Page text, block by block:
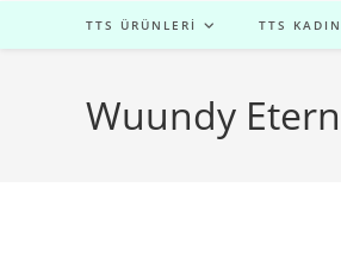
TTS ÜRÜNLERI TTS
Wuundy